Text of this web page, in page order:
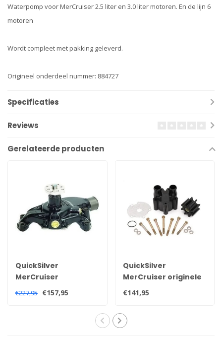
Waterpomp voor MerCruiser 2.5 liter en 3.0 liter motoren. En de lijn 6
motoren
Wordt compleet met pakking geleverd.
Origineel onderdeel nummer: 884727
Specificaties
Reviews
Gerelateerde producten
QuickSilver
MerCruiser
waterpomp voor V6
en V8 motoren
€227,95 €157,95
QuickSilver
MerCruiser originele
impellerkit met
pomphuis voor Bravo
807151A14
€141,95